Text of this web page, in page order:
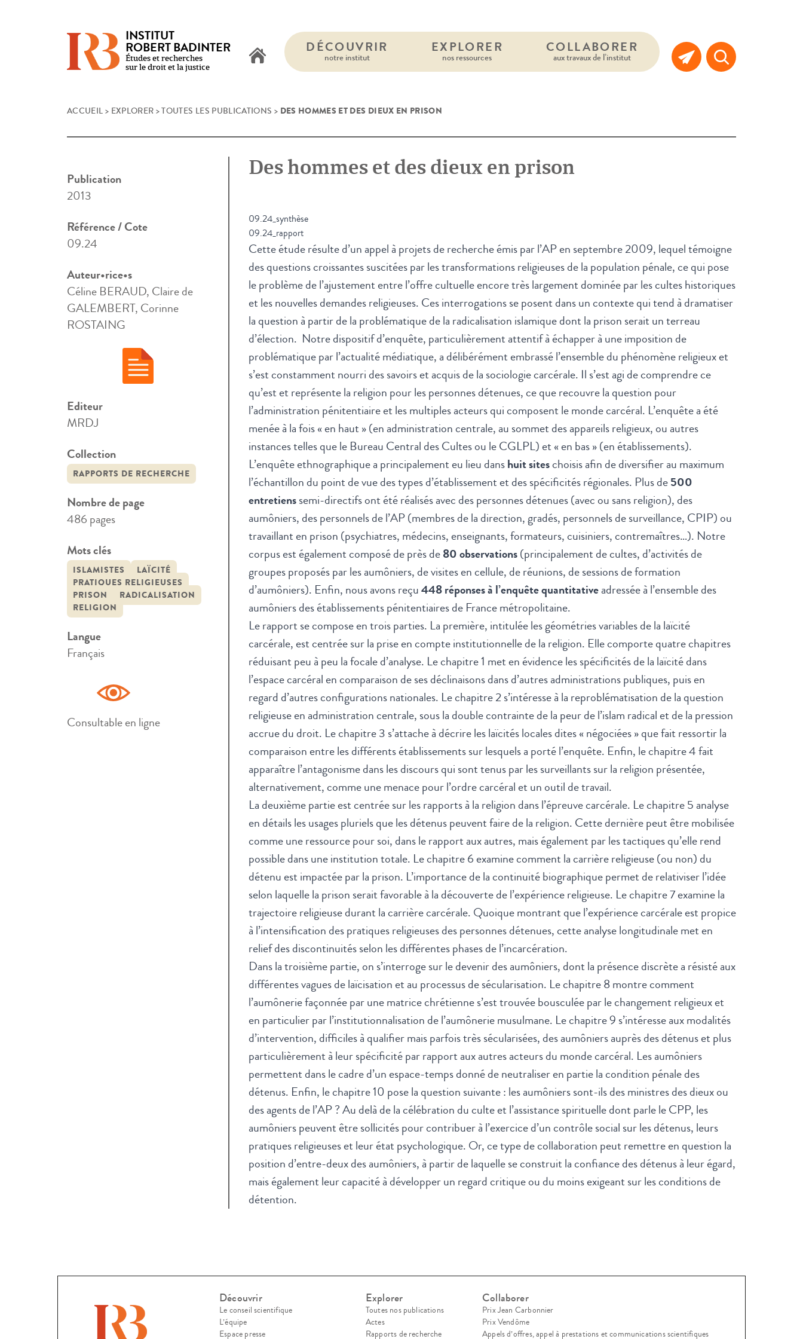
INSTITUT
ROBERT BADINTER
Études et recherches
sur le droit et la justice
DÉCOUVRIR
notre institut
EXPLORER
nos ressources
COLLABORER
aux travaux de l’institut
ACCUEIL > EXPLORER >TOUTES LES PUBLICATIONS > DES HOMMES ET DES DIEUX EN PRISON
Des hommes et des dieux en prison
09.24_synthèse
09.24_rapport
Cette étude résulte d’un appel à projets de recherche émis par l’AP en septembre 2009, lequel témoigne
des questions croissantes suscitées par les transformations religieuses de la population pénale, ce qui pose
le problème de l’ajustement entre l’offre cultuelle encore très largement dominée par les cultes historiques
et les nouvelles demandes religieuses. Ces interrogations se posent dans un contexte qui tend à dramatiser
la question à partir de la problématique de la radicalisation islamique dont la prison serait un terreau
d’élection. Notre dispositif d’enquête, particulièrement attentif à échapper à une imposition de
problématique par l’actualité médiatique, a délibérément embrassé l’ensemble du phénomène religieux et
s’est constamment nourri des savoirs et acquis de la sociologie carcérale. Il s’est agi de comprendre ce
qu’est et représente la religion pour les personnes détenues, ce que recouvre la question pour
l’administration pénitentiaire et les multiples acteurs qui composent le monde carcéral. L’enquête a été
menée à la fois « en haut » (en administration centrale, au sommet des appareils religieux, ou autres
instances telles que le Bureau Central des Cultes ou le CGLPL) et « en bas » (en établissements).
L’enquête ethnographique a principalement eu lieu danshuit siteschoisis afin de diversifier au maximum
l’échantillon du point de vue des types d’établissement et des spécificités régionales. Plus de500
entretienssemi-directifs ont été réalisés avec des personnes détenues (avec ou sans religion), des
aumôniers, des personnels de l’AP (membres de la direction, gradés, personnels de surveillance, CPIP) ou
travaillant en prison (psychiatres, médecins, enseignants, formateurs, cuisiniers, contremaîtres…). Notre
corpus est également composé de près de80 observations(principalement de cultes, d’activités de
groupes proposés par les aumôniers, de visites en cellule, de réunions, de sessions de formation
d’aumôniers). Enfin, nous avons reçu448 réponses à l’enquête quantitativeadressée à l’ensemble des
aumôniers des établissements pénitentiaires de France métropolitaine.
Le rapport se compose en trois parties. La première, intitulée les géométries variables de la laïcité
carcérale, est centrée sur la prise en compte institutionnelle de la religion. Elle comporte quatre chapitres
réduisant peu à peu la focale d’analyse. Le chapitre 1 met en évidence les spécificités de la laïcité dans
l’espace carcéral en comparaison de ses déclinaisons dans d’autres administrations publiques, puis en
regard d’autres configurations nationales. Le chapitre 2 s’intéresse à la reproblématisation de la question
religieuse en administration centrale, sous la double contrainte de la peur de l’islam radical et de la pression
accrue du droit. Le chapitre 3 s’attache à décrire les laïcités locales dites « négociées » que fait ressortir la
comparaison entre les différents établissements sur lesquels a porté l’enquête. Enfin, le chapitre 4 fait
apparaître l’antagonisme dans les discours qui sont tenus par les surveillants sur la religion présentée,
alternativement, comme une menace pour l’ordre carcéral et un outil de travail.
La deuxième partie est centrée sur les rapports à la religion dans l’épreuve carcérale. Le chapitre 5 analyse
en détails les usages pluriels que les détenus peuvent faire de la religion. Cette dernière peut être mobilisée
comme une ressource pour soi, dans le rapport aux autres, mais également par les tactiques qu’elle rend
possible dans une institution totale. Le chapitre 6 examine comment la carrière religieuse (ou non) du
détenu est impactée par la prison. L’importance de la continuité biographique permet de relativiser l’idée
selon laquelle la prison serait favorable à la découverte de l’expérience religieuse. Le chapitre 7 examine la
trajectoire religieuse durant la carrière carcérale. Quoique montrant que l’expérience carcérale est propice
à l’intensification des pratiques religieuses des personnes détenues, cette analyse longitudinale met en
relief des discontinuités selon les différentes phases de l’incarcération.
Dans la troisième partie, on s’interroge sur le devenir des aumôniers, dont la présence discrète a résisté aux
différentes vagues de laïcisation et au processus de sécularisation. Le chapitre 8 montre comment
l’aumônerie façonnée par une matrice chrétienne s’est trouvée bousculée par le changement religieux et
en particulier par l’institutionnalisation de l’aumônerie musulmane. Le chapitre 9 s’intéresse aux modalités
d’intervention, difficiles à qualifier mais parfois très sécularisées, des aumôniers auprès des détenus et plus
particulièrement à leur spécificité par rapport aux autres acteurs du monde carcéral. Les aumôniers
permettent dans le cadre d’un espace-temps donné de neutraliser en partie la condition pénale des
détenus. Enfin, le chapitre 10 pose la question suivante : les aumôniers sont-ils des ministres des dieux ou
des agents de l’AP ? Au delà de la célébration du culte et l’assistance spirituelle dont parle le CPP, les
aumôniers peuvent être sollicités pour contribuer à l’exercice d’un contrôle social sur les détenus, leurs
pratiques religieuses et leur état psychologique. Or, ce type de collaboration peut remettre en question la
position d’entre-deux des aumôniers, à partir de laquelle se construit la confiance des détenus à leur égard,
mais également leur capacité à développer un regard critique ou du moins exigeant sur les conditions de
détention.
Publication
2013
Référence / Cote
09.24
Auteur•rice•s
Céline BERAUD, Claire de
GALEMBERT, Corinne
ROSTAING
Editeur
MRDJ
Collection
RAPPORTS DE RECHERCHE
Nombre de page
486 pages
Mots clés
ISLAMISTES
LAÏCITÉ
PRATIQUES RELIGIEUSES
PRISON
RADICALISATION
RELIGION
Langue
Français
Consultable en ligne
Découvrir
Le conseil scientifique
L’équipe
Espace presse
Explorer
Toutes nos publications
Actes
Rapports de recherche
Collaborer
Prix Jean Carbonnier
Prix Vendôme
Appels d’offres, appel à prestations et communications scientifiques